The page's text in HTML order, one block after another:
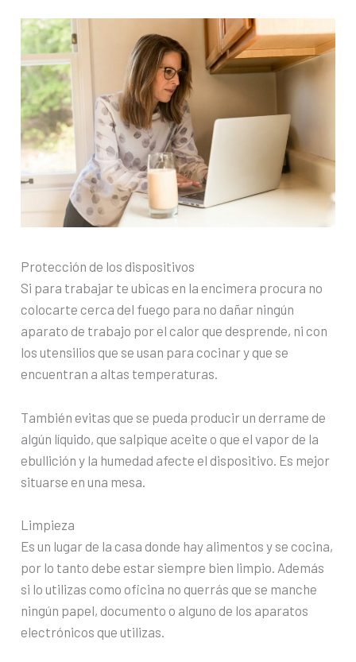
Protección de los dispositivos
Si para trabajar te ubicas en la encimera procura no
colocarte cerca del fuego para no dañar ningún
aparato de trabajo por el calor que desprende, ni con
los utensilios que se usan para cocinar y que se
encuentran a altas temperaturas.
También evitas que se pueda producir un derrame de
algún líquido, que salpique aceite o que el vapor de la
ebullición y la humedad afecte el dispositivo. Es mejor
situarse en una mesa.
Limpieza
Es un lugar de la casa donde hay alimentos y se cocina,
por lo tanto debe estar siempre bien limpio. Además
si lo utilizas como oficina no querrás que se manche
ningún papel, documento o alguno de los aparatos
electrónicos que utilizas.